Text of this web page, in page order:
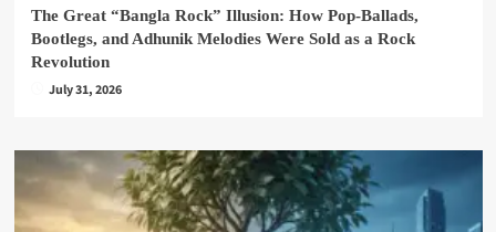
The Great “Bangla Rock” Illusion: How Pop-Ballads,
Bootlegs, and Adhunik Melodies Were Sold as a Rock
Revolution
July 31, 2026